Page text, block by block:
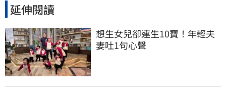
延伸閱讀
想生女兒卻連生10寶！年輕夫
妻吐1句心聲